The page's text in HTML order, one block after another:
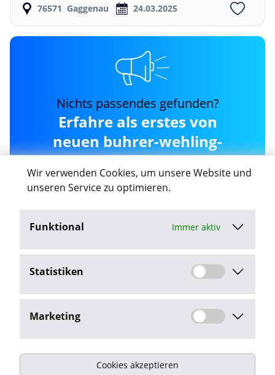
Wir verwenden Cookies, um unsere Website und
unseren Service zu optimieren.
Funktional Immer aktiv
Statistiken
Marketing
Cookies akzeptieren
76571 Gaggenau 24.03.2025
Nichts passendes gefunden?
Erfahre als erstes von
neuen buhrer-wehling-
projekt-gmbh Jobs in
Gaggenau
Mit dem Klick auf "Job-Agent aktivieren" stimme ich den